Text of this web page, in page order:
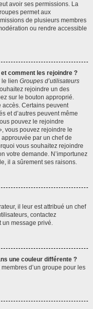
avoir ses permissions. La
permet aux
de plusieurs membres
ou rendre accessible
comment les rejoindre ?
le lien Groupes d’utilisateurs
rejoindre un des
sur le bouton approprié.
accès. Certains peuvent
et d’autres peuvent même
pouvez le rejoindre
vous pouvez rejoindre le
par un chef de
vous souhaitez rejoindre
votre demande. N’importunez
il a sûrement ses raisons.
il leur est attribué un chef
contactez
un message privé.
une couleur différente ?
d’un groupe pour les